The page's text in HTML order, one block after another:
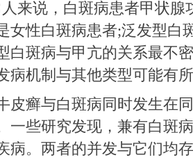
来说，白斑病患者甲状腺
女性白斑病患者;泛发型白
白斑病与甲亢的关系最不
病机制与其他类型可能有
皮癣与白斑病同时发生在
一些研究发现，兼有白斑
病。两者的并发与它们均